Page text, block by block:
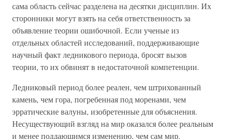
сама область сейчас разделена на десятки дисциплин. Их
сторонники могут взять на себя ответственность за
объявление теории ошибочной. Если ученые из
отдельных областей исследований, поддерживающие
научный факт ледникового периода, бросят вызов
теории, то их обвинят в недостаточной компетенции.
Ледниковый период более реален, чем штрихованный
камень, чем гора, погребенная под моренами, чем
эрратические валуны, изобретенные для объяснения.
Несуществующий взгляд на мир оказался более реальным
и менее поддающимся изменению, чем сам мир.